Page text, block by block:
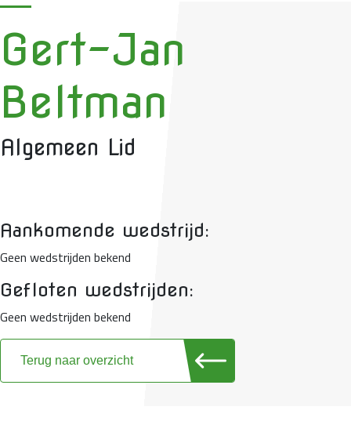
Gert-Jan
Beltman
Algemeen Lid
Aankomende wedstrijd:
Geen wedstrijden bekend
Gefloten wedstrijden:
Geen wedstrijden bekend
Terug naar overzicht